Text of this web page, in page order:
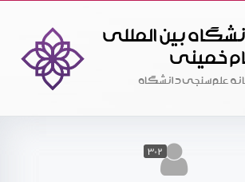
بين المللي
خميني
علم‌سنجي دانشگاه
۳۰۲